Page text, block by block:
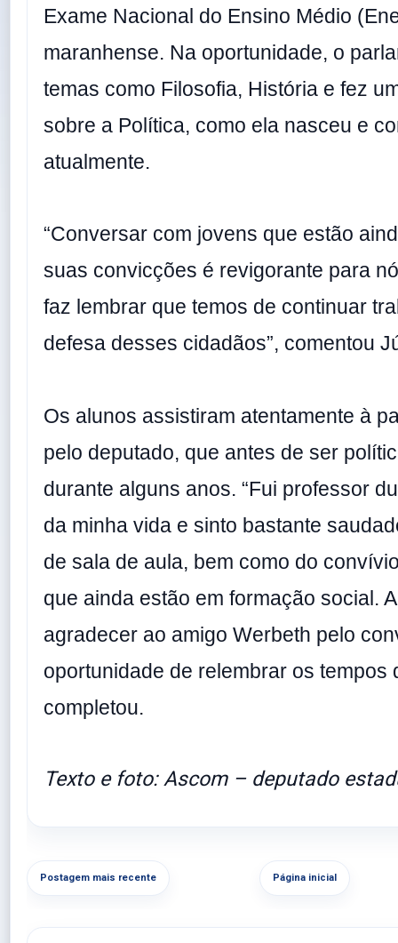
Exame Nacional do Ensino Médio
maranhense. Na oportunidade, o
temas como Filosofia, História e fez
sobre a Política, como ela nasceu e
atualmente.
“Conversar com jovens que estão
suas convicções é revigorante para
faz lembrar que temos de continuar
defesa desses cidadãos”, comentou
Os alunos assistiram atentamente à
pelo deputado, que antes de ser
durante alguns anos. “Fui professor
da minha vida e sinto bastante
de sala de aula, bem como do
que ainda estão em formação social.
agradecer ao amigo Werbeth pelo
oportunidade de relembrar os tempos
completou.
Texto e foto: Ascom – deputado
Postagem mais recente Página inicial